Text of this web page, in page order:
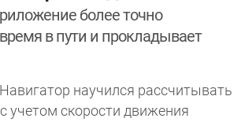
более точно
в пути и прокладывает
научился рассчитывать
учетом скорости движения